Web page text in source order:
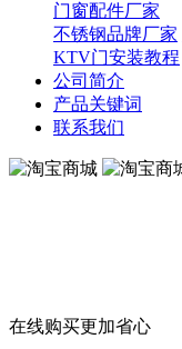
门窗配件厂家
不锈钢品牌厂家
KTV门安装教程
公司简介
产品关键词
联系我们
在线购买更加省心